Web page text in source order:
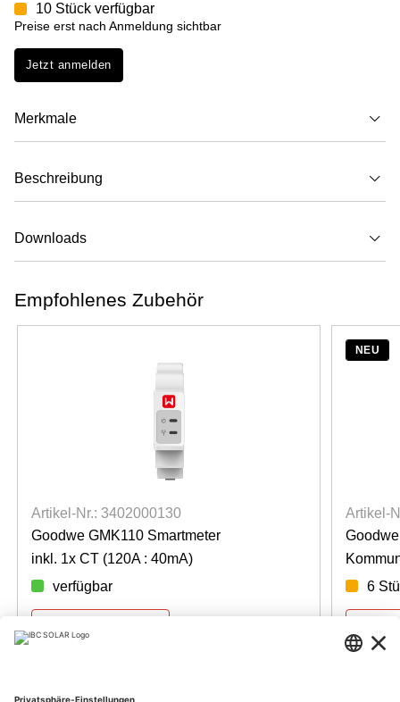
10 Stück verfügbar
Preise erst nach Anmeldung sichtbar
Jetzt anmelden
Merkmale
Beschreibung
Downloads
Empfohlenes Zubehör
Artikel-Nr.: 3402000130
Goodwe GMK110 Smartmeter
inkl. 1x CT (120A : 40mA)
verfügbar
NEU
Artikel-
6